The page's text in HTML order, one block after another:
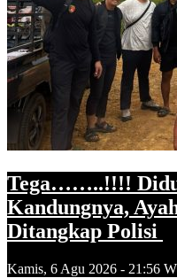
Tega……..!!!!
Kandungnya,
Ditangkap Polisi
Kamis, 6 Agu 2026 - 21:56